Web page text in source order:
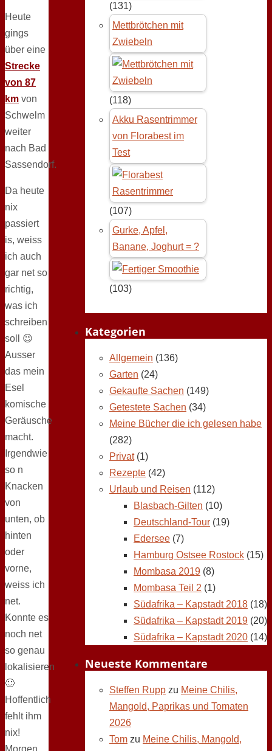
Heute
gings
über eine
Strecke
von 87
km von
Schwelm
weiter
nach Bad
Sassendorf.
Da heute
nix
passiert
is, weiss
ich auch
gar net so
richtig,
was ich
schreiben
soll 😉
Ausser
das mein
Esel
komische
Geräusche
macht.
Irgendwie
so n
Knacken
von
unten, ob
hinten
oder
vorne,
weiss ich
net.
Konnte es
noch net
so genau
lokalisieren
🙂
Hoffentlich
fehlt ihm
nix!
Morgen
(131)
Mettbrötchen mit
Zwiebeln
(118)
Akku Rasentrimmer
von Florabest im
Test
(107)
Gurke, Apfel,
Banane, Joghurt = ?
(103)
Kategorien
Allgemein (136)
Garten (24)
Gekaufte Sachen (149)
Getestete Sachen (34)
Meine Bücher die ich gelesen habe
(282)
Privat(1)
Rezepte (42)
Urlaub und Reisen (112)
Blasbach-Gilten (10)
Deutschland-Tour (19)
Edersee (7)
Hamburg Ostsee Rostock (15)
Mombasa 2019 (8)
Mombasa Teil 2 (1)
Südafrika – Kapstadt 2018 (18)
Südafrika – Kapstadt 2019 (20)
Südafrika – Kapstadt 2020 (14)
Neueste Kommentare
Steffen Rupp zu Meine Chilis,
Mangold, Paprikas und Tomaten
2026
Tom zu Meine Chilis, Mangold,